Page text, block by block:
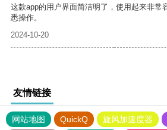
这款app的用户界面简洁明了，使用起来非常
悉操作。
2024-10-20
友情链接
网站地图 QuickQ 旋风加速度器